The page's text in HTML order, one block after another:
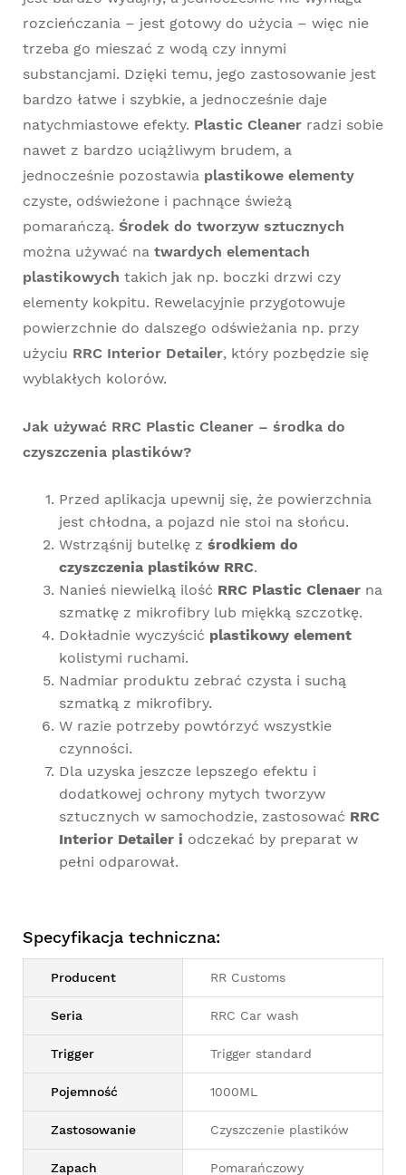
rozcieńczania – jest gotowy do użycia – więc nie
trzeba go mieszać z wodą czy innymi
substancjami. Dzięki temu, jego zastosowanie jest
bardzo łatwe i szybkie, a jednocześnie daje
natychmiastowe efekty. Plastic Cleaner radzi sobie
nawet z bardzo uciążliwym brudem, a
jednocześnie pozostawia plastikowe elementy
czyste, odświeżone i pachnące świeżą
pomarańczą. Środek do tworzyw sztucznych
można używać na twardych elementach
plastikowych takich jak np. boczki drzwi czy
elementy kokpitu. Rewelacyjnie przygotowuje
powierzchnie do dalszego odświeżania np. przy
użyciu RRC Interior Detailer, który pozbędzie się
wyblakłych kolorów.
Jak używać RRC Plastic Cleaner – środka do
czyszczenia plastików?
Przed aplikacja upewnij się, że powierzchnia
jest chłodna, a pojazd nie stoi na słońcu.
Wstrząśnij butelkę z środkiem do
czyszczenia plastików RRC.
Nanieś niewielką ilość RRC Plastic Clenaer na
szmatkę z mikrofibry lub miękką szczotkę.
Dokładnie wyczyścić plastikowy element
kolistymi ruchami.
Nadmiar produktu zebrać czysta i suchą
szmatką z mikrofibry.
W razie potrzeby powtórzyć wszystkie
czynności.
Dla uzyska jeszcze lepszego efektu i
dodatkowej ochrony mytych tworzyw
sztucznych w samochodzie, zastosować RRC
Interior Detailer i odczekać by preparat w
pełni odparował.
Specyfikacja techniczna:
Producent RR Customs
Seria RRC Car wash
Trigger Trigger standard
Pojemność 1000ML
Zastosowanie Czyszczenie plastików
Zapach Pomarańczowy